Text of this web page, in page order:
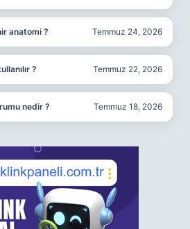
anatomi ? Temmuz 24, 2026
? Temmuz 22, 2026
nedir ? Temmuz 18, 2026